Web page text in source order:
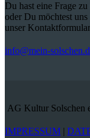
Du hast eine Frage
oder Du möchtest
unser
info@mein-
AG Kultur Solschen
IMPRESSUM |